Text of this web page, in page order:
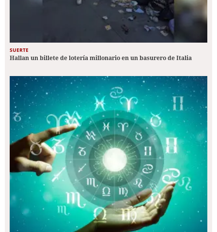
SUERTE
Hallan un billete de lotería millonario en un basurero de Italia